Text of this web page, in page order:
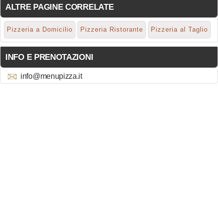
ALTRE PAGINE CORRELATE
Pizzeria a Domicilio Pizzeria Ristorante Pizzeria al Taglio
INFO E PRENOTAZIONI
info@menupizza.it